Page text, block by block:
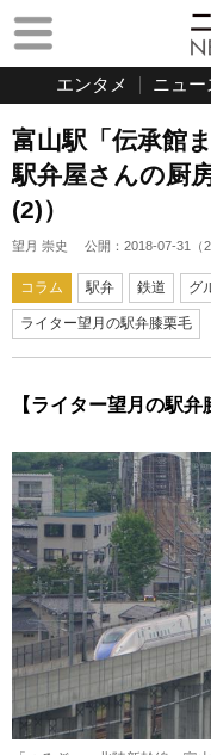
エンタメ ニュー
富山駅「伝承館
駅弁屋さんの厨
(2)）
望月 崇史 公開： 2018-07-31 （
コラム 駅弁 鉄道 グ
ライター望月の駅弁膝栗毛
【ライター望月の駅弁